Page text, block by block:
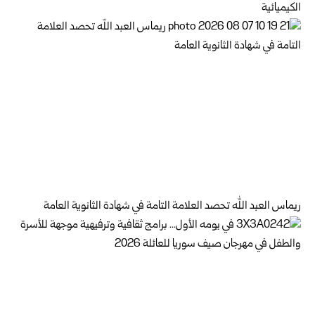
الكيميائية
ريماس العبد الله تحصد العلامة التامة في شهادة الثانوية العامة